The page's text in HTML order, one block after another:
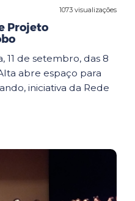
1073 visualizações
Projeto
11 de setembro, das 8
abre espaço para
iniciativa da Rede